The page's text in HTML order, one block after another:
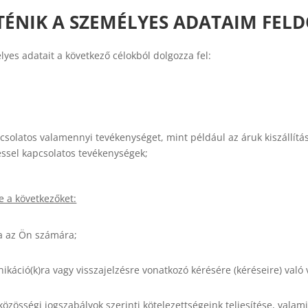
A SZEMÉLYES ADATAIM
adatait a következő célokból dolgozza fel:
valamennyi tevékenységet, mint például az áruk
kapcsolatos tevékenységek;
a következőket:
Ön számára;
vagy visszajelzésre vonatkozó kérésére (kéréseire) való
jogszabályok szerinti kötelezettségeink teljesítése,